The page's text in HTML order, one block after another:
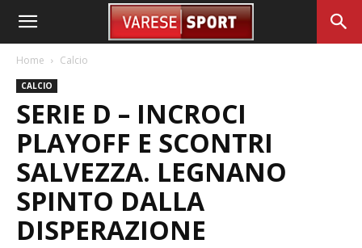
Home Calcio
CALCIO
SERIE D – INCROCI
PLAYOFF E SCONTRI
SALVEZZA. LEGNANO
SPINTO DALLA
DISPERAZIONE